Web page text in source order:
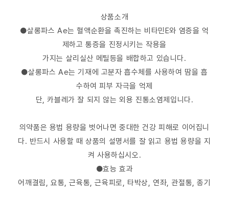
상품소개
●살롱파스 Ae는 혈액순환을 촉진하는 비타민E와 염증을 억
제하고 통증을 진정시키는 작용을
가지는 살리실산 메틸등을 배합하고 있습니다.
●살롱파스 Ae는 기재에 고분자 흡수체를 사용하여 땀을 흡
수하여 피부 자극을 억제
단, 카블레가 잘 되지 않는 외용 진통소염제입니다.
의약품은 용법 용량을 벗어나면 중대한 건강 피해로 이어집니
다. 반드시 사용할 때 상품의 설명서를 잘 읽고 용법 용량을 지
켜 사용하십시오.
●효능 효과
어깨결림, 요통, 근육통, 근육피로, 타박상, 연좌, 관절통, 종기